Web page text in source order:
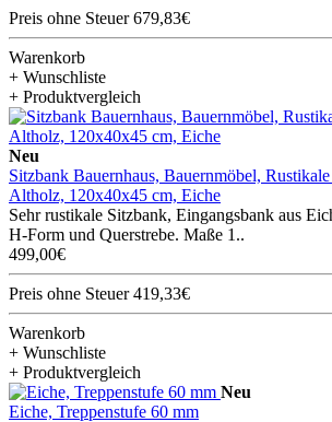
Preis ohne Steuer 679,83€
Warenkorb
+ Wunschliste
+ Produktvergleich
Neu
Sitzbank Bauernhaus, Bauernmöbel,
Altholz, 120x40x45 cm, Eiche
Sehr rustikale Sitzbank, Eingangsbank aus
H-Form und Querstrebe. Maße 1..
499,00€
Preis ohne Steuer 419,33€
Warenkorb
+ Wunschliste
+ Produktvergleich
Neu
Eiche, Treppenstufe 60 mm